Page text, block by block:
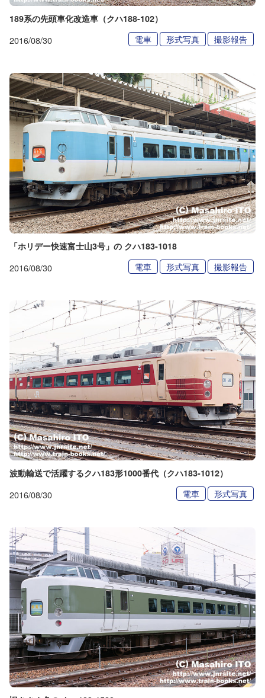
189系の先頭車化改造車（クハ188-102）
2016/08/30 電車 形式写真 撮影報告
「ホリデー快速富士山3号」の クハ183-1018
2016/08/30 電車 形式写真 撮影報告
波動輸送で活躍するクハ183形1000番代（クハ183-1012）
2016/08/30 電車 形式写真